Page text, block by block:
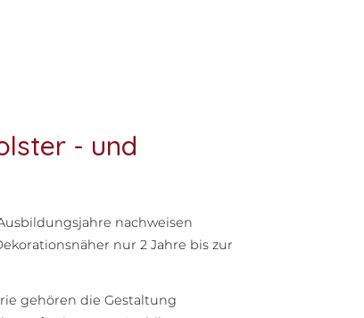
- und
nachweisen
nur 2 Jahre bis zur
gehören die Gestaltung